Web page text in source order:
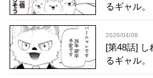
るギャル。
2026/04/08
[第48話] し
るギャル。